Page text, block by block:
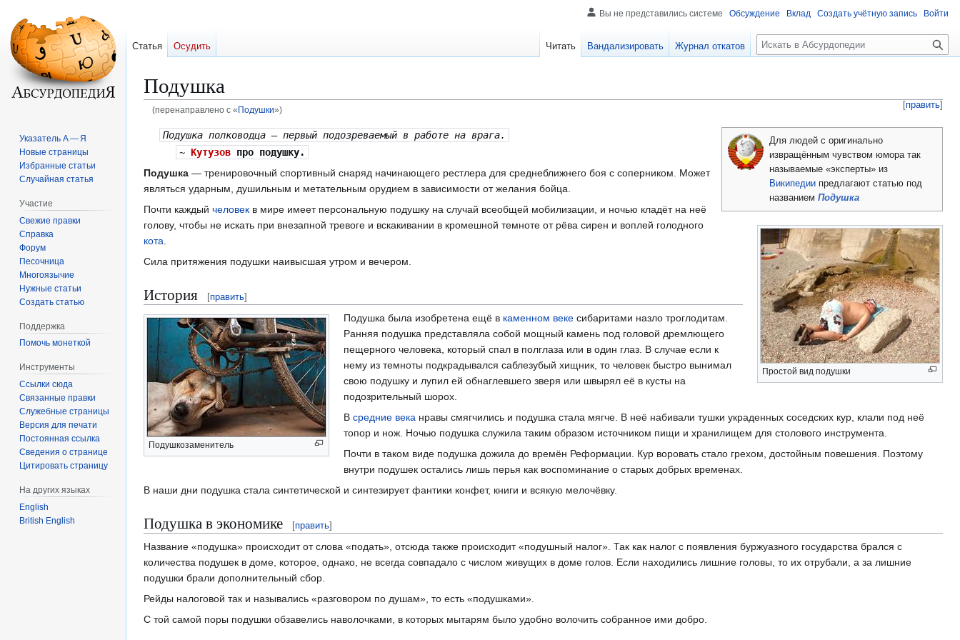
Подушка
[править]
(перенаправлено с « Подушки»)
Перейти
Перейти
Для людей с оригинально
извращённым чувством юмора так
называемые «эксперты» из
Википедии предлагают статью под
названием Подушка
Подушка полководца — первый подозреваемый в работе на врага.
~ Кутузовпро подушку.
Простой вид подушки
Подушка — тренировочный спортивный снаряд начинающего рестлера для среднеближнего боя с соперником. Может
являться ударным, душильным и метательным орудием в зависимости от желания бойца.
Почти каждый человек в мире имеет персональную подушку на случай всеобщей мобилизации, и ночью кладёт на неё
голову, чтобы не искать при внезапной тревоге и вскакивании в кромешной темноте от рёва сирен и воплей голодного
кота.
Сила притяжения подушки наивысшая утром и вечером.
История [править]
Подушкозаменитель
Подушка была изобретена ещё в каменном векесибаритами назло троглодитам.
Ранняя подушка представляла собой мощный камень под головой дремлющего
пещерного человека, который спал в полглаза или в один глаз. В случае если к
нему из темноты подкрадывался саблезубый хищник, то человек быстро вынимал
свою подушку и лупил ей обнаглевшего зверя или швырял её в кусты на
подозрительный шорох.
В средние веканравы смягчились и подушка стала мягче. В неё набивали тушки украденных соседских кур, клали под неё
топор и нож. Ночью подушка служила таким образом источником пищи и хранилищем для столового инструмента.
Почти в таком виде подушка дожила до времён Реформации. Кур воровать стало грехом, достойным повешения. Поэтому
внутри подушек остались лишь перья как воспоминание о старых добрых временах.
В наши дни подушка стала синтетической и синтезирует фантики конфет, книги и всякую мелочёвку.
Подушка в экономике [править]
Название «подушка» происходит от слова «подать», отсюда также происходит «подушный налог». Так как налог с появления буржуазного государства брался с
количества подушек в доме, которое, однако, не всегда совпадало с числом живущих в доме голов. Если находились лишние головы, то их отрубали, а за лишние
подушки брали дополнительный сбор.
Рейды налоговой так и назывались «разговором по душам», то есть «подушками».
С той самой поры подушки обзавелись наволочками, в которых мытарям было удобно волочить собранное ими добро.
Вы не представились системе Обсуждение Вклад Создать учётную запись Войти
Статья Осудить Читать Вандализировать Журнал откатов
П
о
к
Указатель А — Я
Новые страницы
Избранные статьи
Случайная статья
Участие
Свежие правки
Справка
Форум
Песочница
Многоязычие
Нужные статьи
Создать статью
Поддержка
Помочь монеткой
Инструменты
Ссылки сюда
Связанные правки
Служебные страницы
Версия для печати
Постоянная ссылка
Сведения о странице
Цитировать страницу
На других языках
English
British English